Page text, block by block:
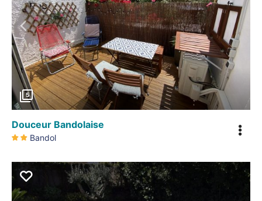
Précédent
5
Douceur Bandolaise
Bandol